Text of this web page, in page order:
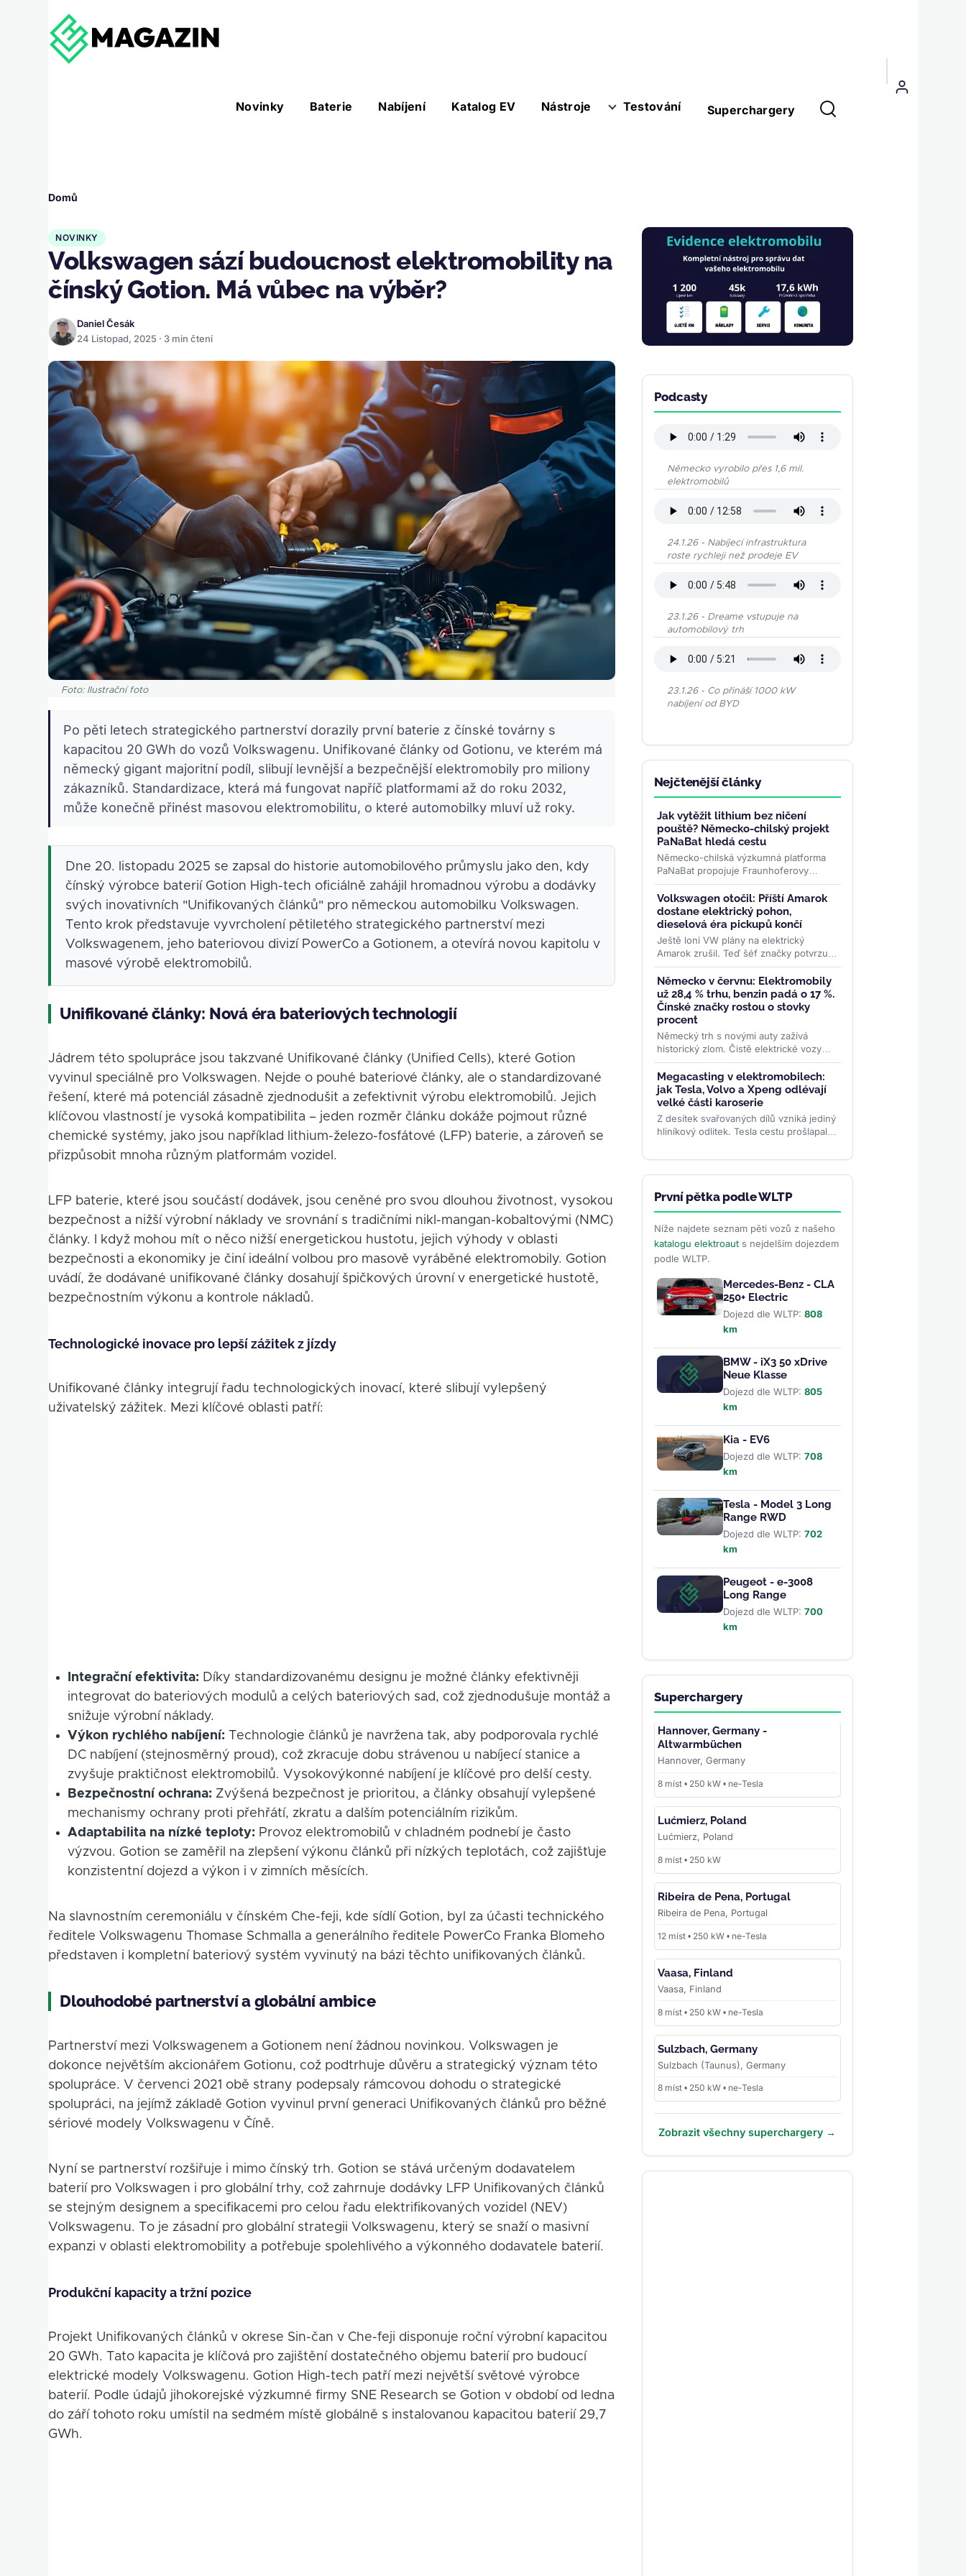
Hlavní
Novinky Baterie Nabíjení Katalog EV Nástroje
Nástroje sub-navigation Testování Superchargery
Menu
uživatelského
Drobečková
navigace
Domů
NOVINKY
Volkswagen sází budoucnost elektromobility na
čínský Gotion. Má vůbec na výběr?
Daniel Česák
24 Listopad, 2025 · 3 min čtení
Foto: Ilustrační foto
Po pěti letech strategického partnerství dorazily první baterie z čínské továrny s
kapacitou 20 GWh do vozů Volkswagenu. Unifikované články od Gotionu, ve kterém má
německý gigant majoritní podíl, slibují levnější a bezpečnější elektromobily pro miliony
zákazníků. Standardizace, která má fungovat napříč platformami až do roku 2032,
může konečně přinést masovou elektromobilitu, o které automobilky mluví už roky.
Dne 20. listopadu 2025 se zapsal do historie automobilového průmyslu jako den, kdy
čínský výrobce baterií Gotion High-tech oficiálně zahájil hromadnou výrobu a dodávky
svých inovativních "Unifikovaných článků" pro německou automobilku Volkswagen.
Tento krok představuje vyvrcholení pětiletého strategického partnerství mezi
Volkswagenem, jeho bateriovou divizí PowerCo a Gotionem, a otevírá novou kapitolu v
masové výrobě elektromobilů.
Unifikované články: Nová éra bateriových technologií
Jádrem této spolupráce jsou takzvané Unifikované články (Unified Cells), které Gotion
vyvinul speciálně pro Volkswagen. Nejde o pouhé bateriové články, ale o standardizované
řešení, které má potenciál zásadně zjednodušit a zefektivnit výrobu elektromobilů. Jejich
klíčovou vlastností je vysoká kompatibilita – jeden rozměr článku dokáže pojmout různé
chemické systémy, jako jsou například lithium-železo-fosfátové (LFP) baterie, a zároveň se
přizpůsobit mnoha různým platformám vozidel.
LFP baterie, které jsou součástí dodávek, jsou ceněné pro svou dlouhou životnost, vysokou
bezpečnost a nižší výrobní náklady ve srovnání s tradičními nikl-mangan-kobaltovými (NMC)
články. I když mohou mít o něco nižší energetickou hustotu, jejich výhody v oblasti
bezpečnosti a ekonomiky je činí ideální volbou pro masově vyráběné elektromobily. Gotion
uvádí, že dodávané unifikované články dosahují špičkových úrovní v energetické hustotě,
bezpečnostním výkonu a kontrole nákladů.
Technologické inovace pro lepší zážitek z jízdy
Unifikované články integrují řadu technologických inovací, které slibují vylepšený
uživatelský zážitek. Mezi klíčové oblasti patří:
Integrační efektivita: Díky standardizovanému designu je možné články efektivněji
integrovat do bateriových modulů a celých bateriových sad, což zjednodušuje montáž a
snižuje výrobní náklady.
Výkon rychlého nabíjení: Technologie článků je navržena tak, aby podporovala rychlé
DC nabíjení (stejnosměrný proud), což zkracuje dobu strávenou u nabíjecí stanice a
zvyšuje praktičnost elektromobilů. Vysokovýkonné nabíjení je klíčové pro delší cesty.
Bezpečnostní ochrana: Zvýšená bezpečnost je prioritou, a články obsahují vylepšené
mechanismy ochrany proti přehřátí, zkratu a dalším potenciálním rizikům.
Adaptabilita na nízké teploty: Provoz elektromobilů v chladném podnebí je často
výzvou. Gotion se zaměřil na zlepšení výkonu článků při nízkých teplotách, což zajišťuje
konzistentní dojezd a výkon i v zimních měsících.
Na slavnostním ceremoniálu v čínském Che-feji, kde sídlí Gotion, byl za účasti technického
ředitele Volkswagenu Thomase Schmalla a generálního ředitele PowerCo Franka Blomeho
představen i kompletní bateriový systém vyvinutý na bázi těchto unifikovaných článků.
Dlouhodobé partnerství a globální ambice
Partnerství mezi Volkswagenem a Gotionem není žádnou novinkou. Volkswagen je
dokonce největším akcionářem Gotionu, což podtrhuje důvěru a strategický význam této
spolupráce. V červenci 2021 obě strany podepsaly rámcovou dohodu o strategické
spolupráci, na jejímž základě Gotion vyvinul první generaci Unifikovaných článků pro běžné
sériové modely Volkswagenu v Číně.
Nyní se partnerství rozšiřuje i mimo čínský trh. Gotion se stává určeným dodavatelem
baterií pro Volkswagen i pro globální trhy, což zahrnuje dodávky LFP Unifikovaných článků
se stejným designem a specifikacemi pro celou řadu elektrifikovaných vozidel (NEV)
Volkswagenu. To je zásadní pro globální strategii Volkswagenu, který se snaží o masivní
expanzi v oblasti elektromobility a potřebuje spolehlivého a výkonného dodavatele baterií.
Produkční kapacity a tržní pozice
Projekt Unifikovaných článků v okrese Sin-čan v Che-feji disponuje roční výrobní kapacitou
20 GWh. Tato kapacita je klíčová pro zajištění dostatečného objemu baterií pro budoucí
elektrické modely Volkswagenu. Gotion High-tech patří mezi největší světové výrobce
baterií. Podle údajů jihokorejské výzkumné firmy SNE Research se Gotion v období od ledna
do září tohoto roku umístil na sedmém místě globálně s instalovanou kapacitou baterií 29,7
GWh.
Obrázek
Podcasty
Německo vyrobilo přes 1,6 mil.
elektromobilů
24.1.26 - Nabíjecí infrastruktura
roste rychleji než prodeje EV
23.1.26 - Dreame vstupuje na
automobilový trh
23.1.26 - Co přináší 1000 kW
nabíjení od BYD
Nejčtenější články
Jak vytěžit lithium bez ničení
pouště? Německo-chilský projekt
PaNaBat hledá cestu
Německo-chilská výzkumná platforma
PaNaBat propojuje Fraunhoferovy
instituty s chilskými vědci. Cílem je těžit
lithium bez odpařovacích...>>
Volkswagen otočil: Příští Amarok
dostane elektrický pohon,
dieselová éra pickupů končí
Ještě loni VW plány na elektrický
Amarok zrušil. Teď šéf značky potvrzuje
pravý opak: třetí generace oblíbeného
pickupu dostane PHEV i...>>
Německo v červnu: Elektromobily
už 28,4 % trhu, benzin padá o 17 %.
Čínské značky rostou o stovky
procent
Německý trh s novými auty zažívá
historický zlom. Čistě elektrické vozy
dosáhly v červnu 28,4% podílu a
meziročně vyskočily o 78 %....>>
Megacasting v elektromobilech:
jak Tesla, Volvo a Xpeng odlévají
velké části karoserie
Z desítek svařovaných dílů vzniká jediný
hliníkový odlitek. Tesla cestu prošlapala,
výrobě SUV EX60 a...>>
První pětka podle WLTP
Níže najdete seznam pěti vozů z našeho
katalogu elektroauts nejdelším dojezdem
podle WLTP.
Mercedes-Benz - CLA
250+ Electric
Dojezd dle WLTP: 808
km
BMW - iX3 50 xDrive
Neue Klasse
Dojezd dle WLTP: 805
km
Kia - EV6
Dojezd dle WLTP: 708
km
Tesla - Model 3 Long
Range RWD
Dojezd dle WLTP: 702
km
Peugeot - e-3008
Long Range
Dojezd dle WLTP: 700
km
Superchargery
Hannover, Germany -
Altwarmbüchen
Hannover, Germany
8 míst • 250 kW • ne-Tesla
Lućmierz, Poland
Lućmierz, Poland
8 míst • 250 kW
Ribeira de Pena, Portugal
Ribeira de Pena, Portugal
12 míst • 250 kW • ne-Tesla
Vaasa, Finland
Vaasa, Finland
8 míst • 250 kW • ne-Tesla
Sulzbach, Germany
Sulzbach (Taunus), Germany
8 míst • 250 kW • ne-Tesla
Zobrazit všechny superchargery →